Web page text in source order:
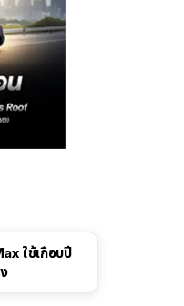
41:47
ใช้เกือบปี